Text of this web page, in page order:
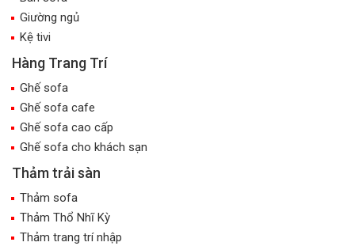
Giường ngủ
Kệ tivi
Hàng Trang Trí
Ghế sofa
Ghế sofa cafe
Ghế sofa cao cấp
Ghế sofa cho khách sạn
Thảm trải sàn
Thảm sofa
Thảm Thổ Nhĩ Kỳ
Thảm trang trí nhập